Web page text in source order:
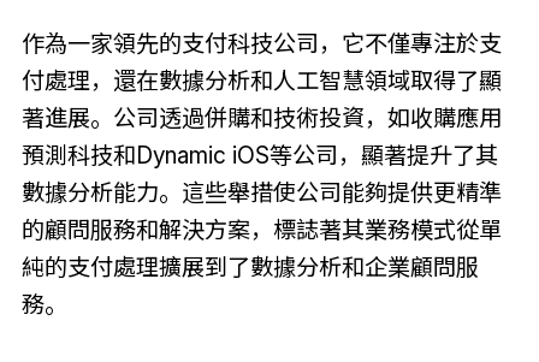
作為一家領先的支付科技公司，它不僅專注於支
付處理，還在數據分析和人工智慧領域取得了顯
著進展。公司透過併購和技術投資，如收購應用
預測科技和Dynamic iOS等公司，顯著提升了其
數據分析能力。這些舉措使公司能夠提供更精準
的顧問服務和解決方案，標誌著其業務模式從單
純的支付處理擴展到了數據分析和企業顧問服
務。